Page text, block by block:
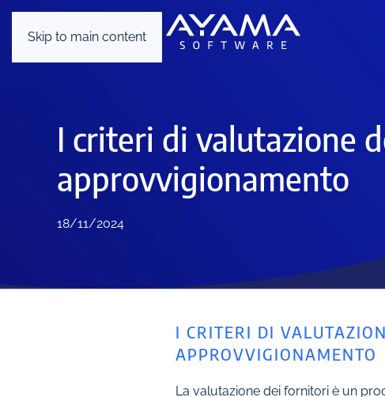
Skip to main content
I criteri di valutazione
approvvigionamento
18/11/2024
I CRITERI DI
APPROVVIGIONAMENTO
La valutazione dei fornitori è un